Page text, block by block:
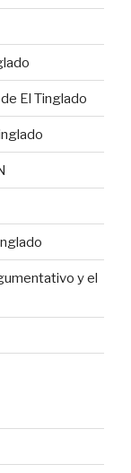
El Tinglado
y el